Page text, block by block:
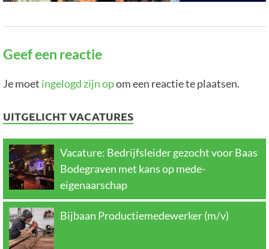
Geef een reactie
Je moet ingelogd zijn opom een reactie te plaatsen.
UITGELICHT VACATURES
Vacature: Bedrijfsleider gezocht voor Baas
Bodegraven met kans op mede-
eigenaarschap
Bijbaan Productiemedewerker (m/v)